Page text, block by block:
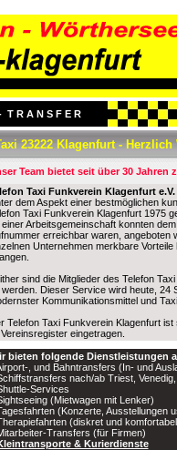
R A N S F E R
23222 Klagenfurt -
Team bietet seit über 30
Taxi Funkverein Klagenfurt
dem Aspekt einer bestmöglichen
Taxi Funkverein Klagenfurt 1975
Arbeitsgemeinschaft konnten
erreichbar waren, angeboten
Unternehmen merkbare
sind die Mitglieder des Telefon
Dieser Service wird heute, 24
Kommunikationsmittel und
Telefon Taxi Funkverein Klagenfurt
eingetragen.
bieten folgende Dienstleistungen
, und Bahntransfers (In- und
nach/ab Triest,
Services
(Mietwagen mit Lenker)
(Konzerte, Ausstellungen
(diskret und
Transfers (für Firmen)
& Kurierdienste